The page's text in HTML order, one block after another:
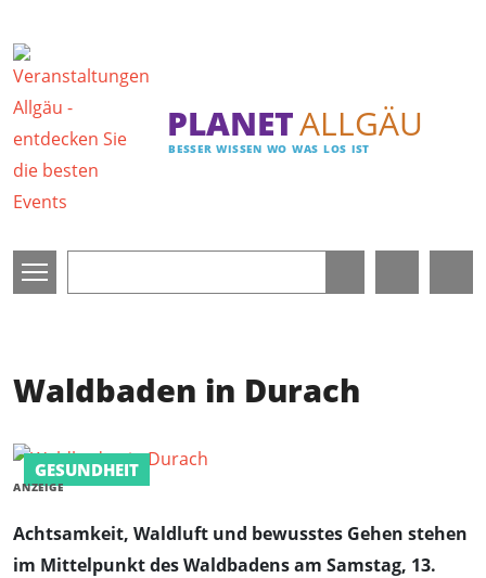
PLANETALLGÄU
BESSER WISSEN WO WAS LOS IST
Waldbaden in Durach
GESUNDHEIT
ANZEIGE
Achtsamkeit, Waldluft und bewusstes Gehen stehen
im Mittelpunkt des Waldbadens am Samstag, 13.